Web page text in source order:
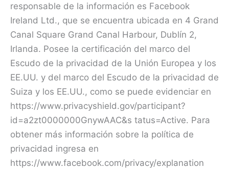
responsable de la información es Facebook
Ireland Ltd., que se encuentra ubicada en 4 Grand
Canal Square Grand Canal Harbour, Dublín 2,
Irlanda. Posee la certificación del marco del
Escudo de la privacidad de la Unión Europea y los
EE.UU. y del marco del Escudo de la privacidad de
Suiza y los EE.UU., como se puede evidenciar en
https://www.privacyshield.gov/participant?
id=a2zt0000000GnywAAC&s tatus=Active. Para
obtener más información sobre la política de
privacidad ingresa en
https://www.facebook.com/privacy/explanation